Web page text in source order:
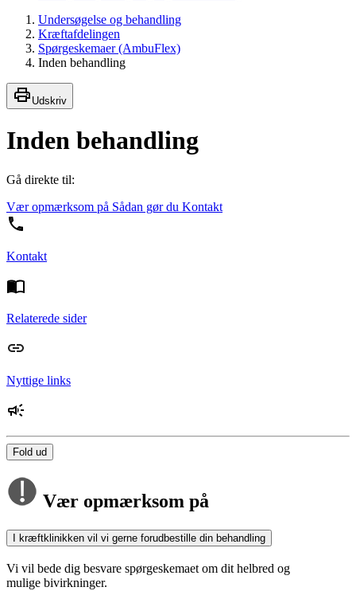
Undersøgelse og behandling
Kræftafdelingen
Spørgeskemaer (AmbuFlex)
Inden behandling
Udskriv
Inden behandling
Gå direkte til:
Vær opmærksom på Sådan gør du Kontakt
Kontakt
Relaterede sider
Nyttige links
Fold ud
Vær opmærksom på
I kræftklinikken vil vi gerne forudbestille din behandling
Vi vil bede dig besvare spørgeskemaet om dit helbred og
mulige bivirkninger.